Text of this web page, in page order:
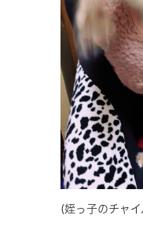
(姪っ子のチャ